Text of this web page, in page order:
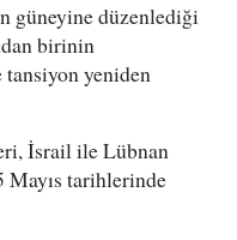
güneyine düzenlediği
birinin
yeniden
İsrail ile Lübnan
Mayıs tarihlerinde